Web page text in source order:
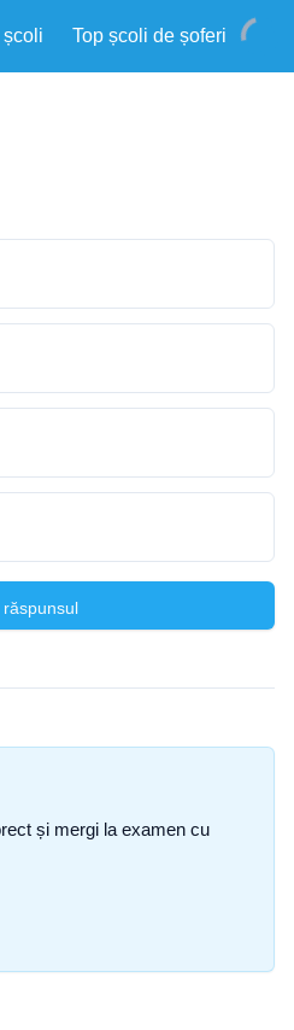
Top școli de șoferi
răspunsul
și mergi la examen cu